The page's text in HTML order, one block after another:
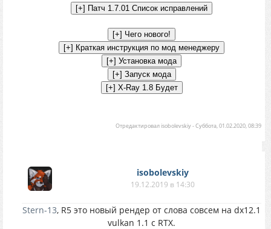
Отредактировал isobolevskiy-Суббота, 01.02.2020, 08:39
isobolevskiy
19.12.2019 в 14:30
Stern-13, R5 это новый рендер от слова совсем на dx12.1
vulkan 1.1 с RTX.